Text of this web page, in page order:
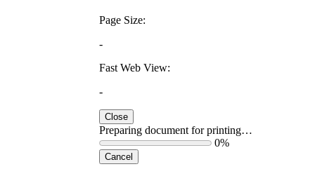
Page Size:
-
Fast Web View:
-
Close
Preparing document for printing…
0%
Cancel